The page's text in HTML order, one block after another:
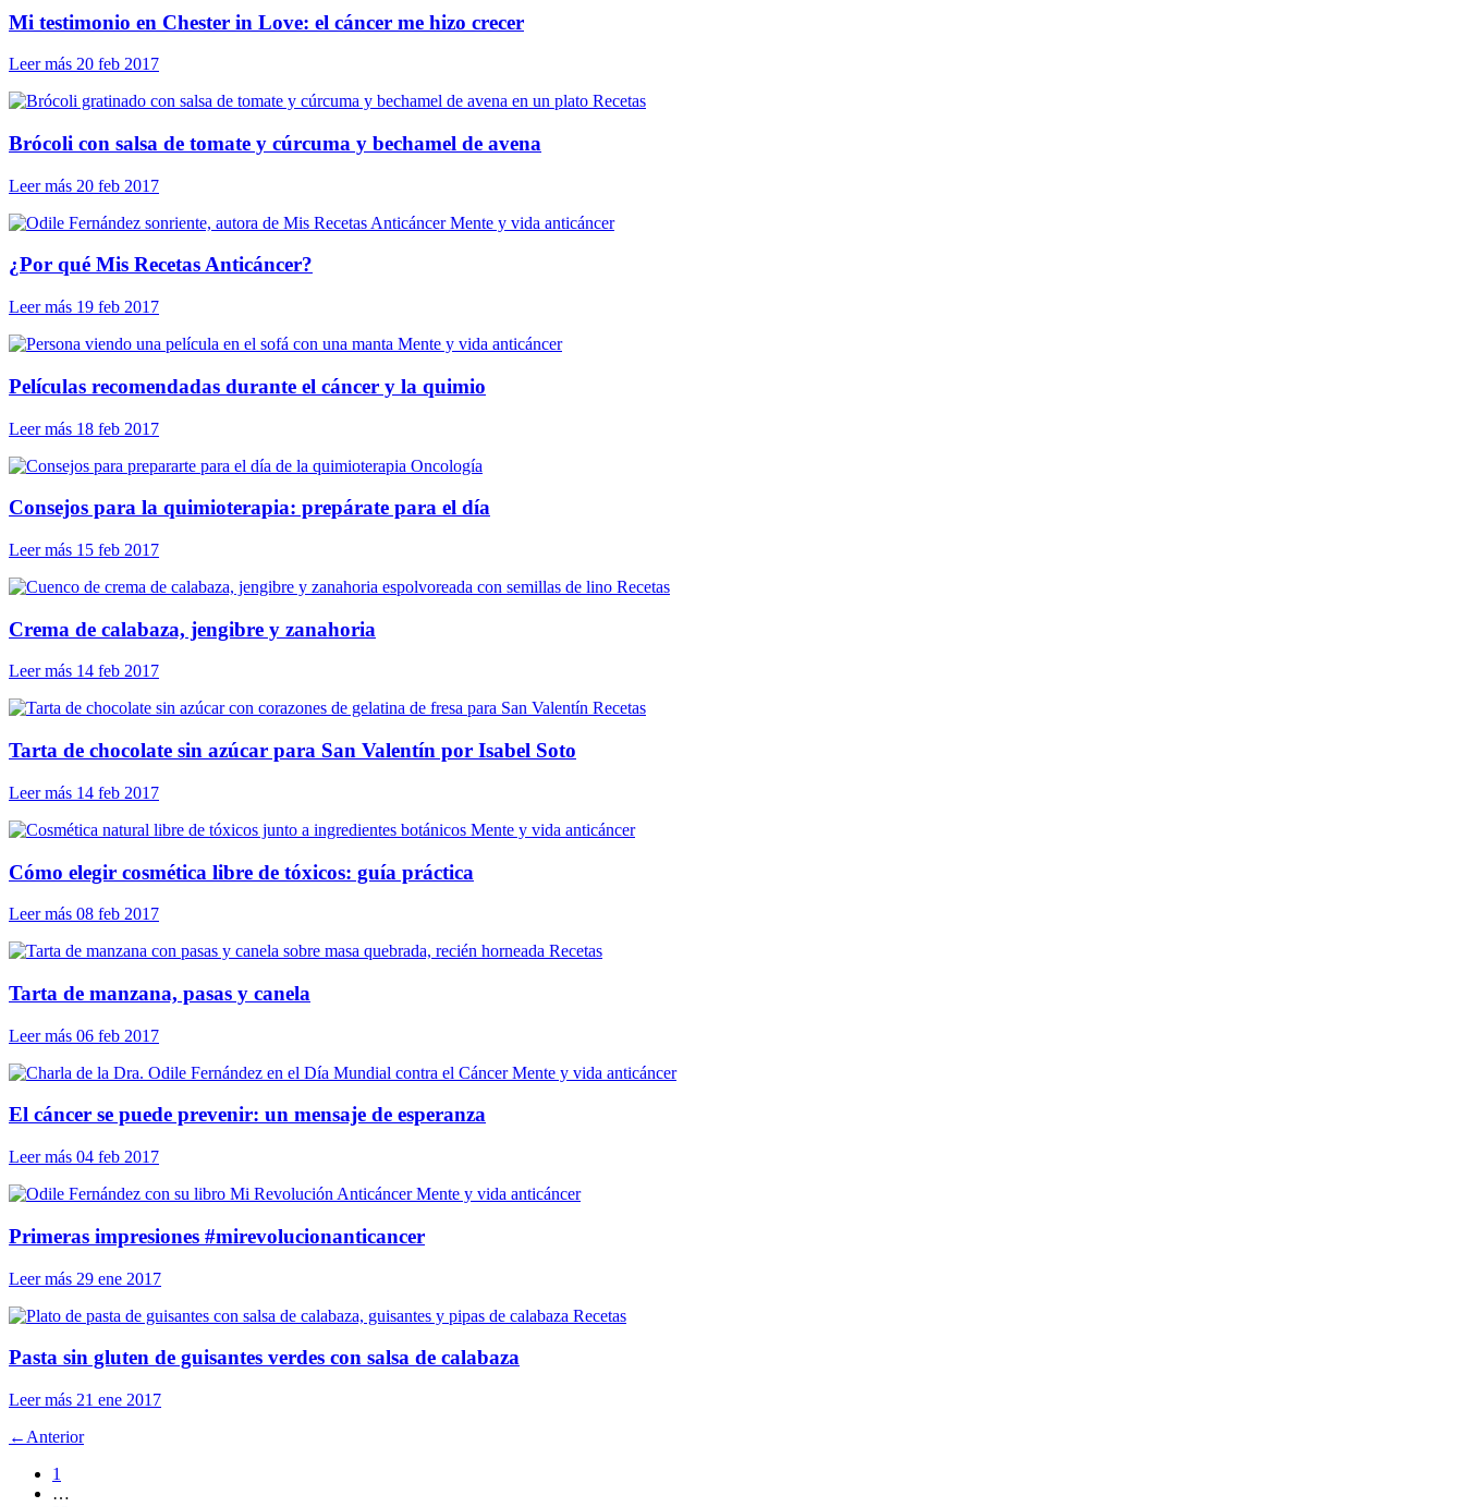
Mi testimonio en Chester in Love: el cáncer me hizo crecer
Leer más 20 feb 2017
Recetas
Brócoli con salsa de tomate y cúrcuma y bechamel de avena
Leer más 20 feb 2017
Mente y vida anticáncer
¿Por qué Mis Recetas Anticáncer?
Leer más 19 feb 2017
Mente y vida anticáncer
Películas recomendadas durante el cáncer y la quimio
Leer más 18 feb 2017
Oncología
Consejos para la quimioterapia: prepárate para el día
Leer más 15 feb 2017
Recetas
Crema de calabaza, jengibre y zanahoria
Leer más 14 feb 2017
Recetas
Tarta de chocolate sin azúcar para San Valentín por Isabel Soto
Leer más 14 feb 2017
Mente y vida anticáncer
Cómo elegir cosmética libre de tóxicos: guía práctica
Leer más 08 feb 2017
Recetas
Tarta de manzana, pasas y canela
Leer más 06 feb 2017
Mente y vida anticáncer
El cáncer se puede prevenir: un mensaje de esperanza
Leer más 04 feb 2017
Mente y vida anticáncer
Primeras impresiones #mirevolucionanticancer
Leer más 29 ene 2017
Recetas
Pasta sin gluten de guisantes verdes con salsa de calabaza
Leer más 21 ene 2017
← Anterior
1
…